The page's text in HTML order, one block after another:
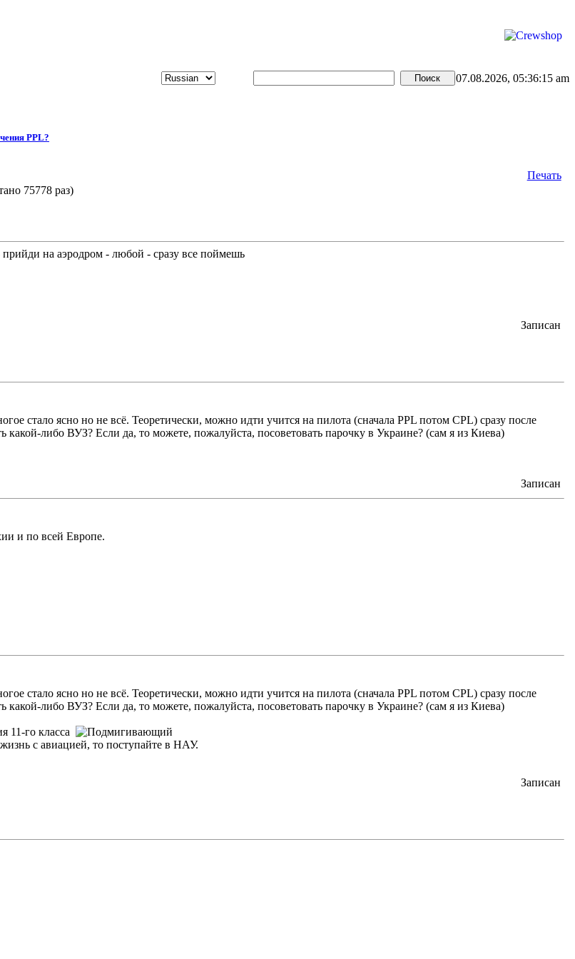
07.08.2026, 05:36:15 am
PPL?
Печать
75778 раз)
на аэродром - любой - сразу все поймешь
Записан
стало ясно но не всё. Теоретически, можно идти учится на пилота (сначала PPL потом CPL) сразу после
какой-либо ВУЗ? Если да, то можете, пожалуйста, посоветовать парочку в Украине? (сам я из Киева)
Записан
и по всей Европе.
стало ясно но не всё. Теоретически, можно идти учится на пилота (сначала PPL потом CPL) сразу после
какой-либо ВУЗ? Если да, то можете, пожалуйста, посоветовать парочку в Украине? (сам я из Киева)
11-го класса
с авиацией, то поступайте в НАУ.
Записан